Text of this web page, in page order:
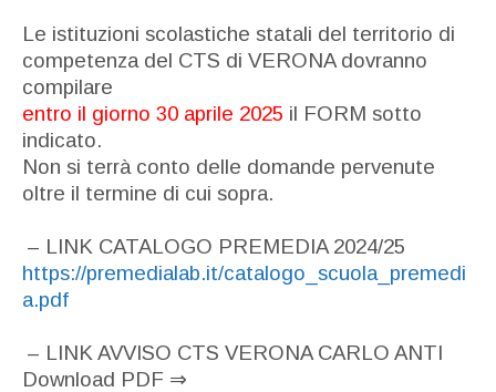
Le istituzioni scolastiche statali del territorio di
competenza del CTS di VERONA dovranno
compilare
entro il giorno 30 aprile 2025 il FORM sotto
indicato.
Non si terrà conto delle domande pervenute
oltre il termine di cui sopra.
– LINK CATALOGO PREMEDIA 2024/25
https://premedialab.it/catalogo_scuola_premedi
a.pdf
– LINK AVVISO CTS VERONA CARLO ANTI
Download PDF ⇒